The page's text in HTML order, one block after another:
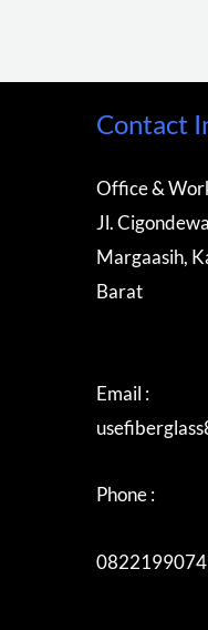
Contact
Office &
Jl.
Margaasih,
Barat
Email :
Phone :